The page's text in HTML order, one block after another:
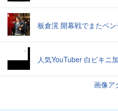
板倉滉 開幕戦でまたベ
人気YouTuber 白ビキニ
画像ア